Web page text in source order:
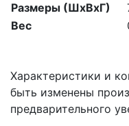
Размеры (ШxВxГ)
Вес
Характеристики и
быть изменены
предварительного